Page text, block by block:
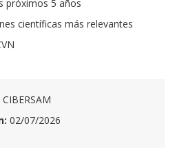
próximos 5 años
científicas más relevantes
CIBERSAM
02/07/2026